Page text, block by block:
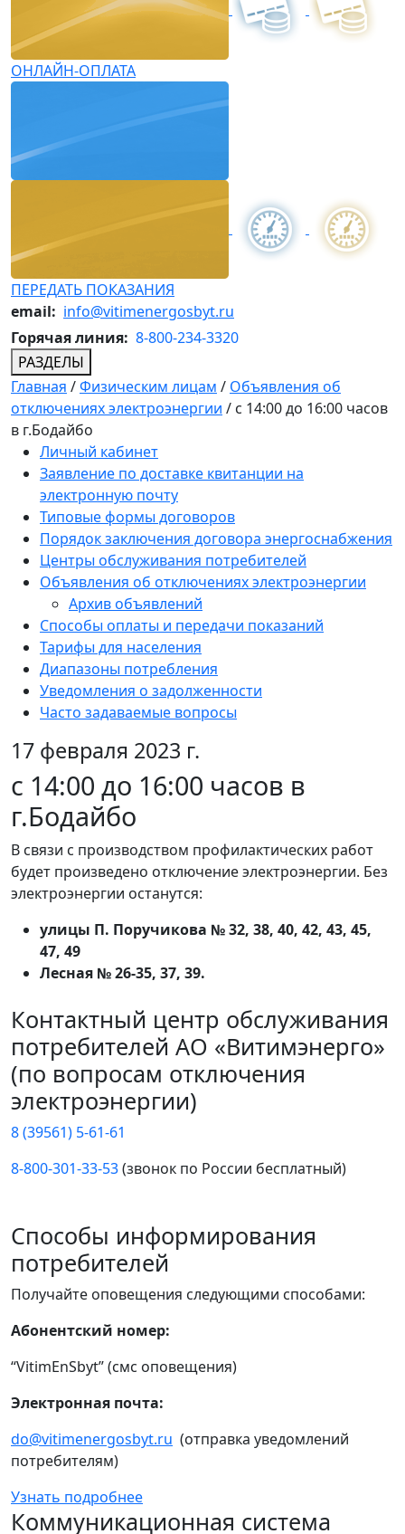
ОНЛАЙН-ОПЛАТА
ПЕРЕДАТЬ ПОКАЗАНИЯ
email: info@vitimenergosbyt.ru
Горячая линия: 8-800-234-3320
РАЗДЕЛЫ
Главная /Физическим лицам / Объявления об
отключениях электроэнергии / с 14:00 до 16:00 часов
в г.Бодайбо
Личный кабинет
Заявление по доставке квитанции на
электронную почту
Типовые формы договоров
Порядок заключения договора энергоснабжения
Центры обслуживания потребителей
Объявления об отключениях электроэнергии
Архив объявлений
Способы оплаты и передачи показаний
Тарифы для населения
Диапазоны потребления
Уведомления о задолженности
Часто задаваемые вопросы
17 февраля 2023 г.
с 14:00 до 16:00 часов в
г.Бодайбо
В связи с производством профилактических работ
будет произведено отключение электроэнергии. Без
электроэнергии останутся:
улицы П. Поручикова № 32, 38, 40, 42, 43, 45,
47, 49
Лесная № 26-35, 37, 39.
Контактный центр обслуживания
потребителей АО «Витимэнерго»
(по вопросам отключения
электроэнергии)
8 (39561) 5-61-61
8-800-301-33-53(звонок по России бесплатный)
Способы информирования
потребителей
Получайте оповещения следующими способами:
Абонентский номер:
“VitimEnSbyt” (смс оповещения)
Электронная почта:
do@vitimenergosbyt.ru (отправка уведомлений
потребителям)
Узнать подробнее
Коммуникационная система